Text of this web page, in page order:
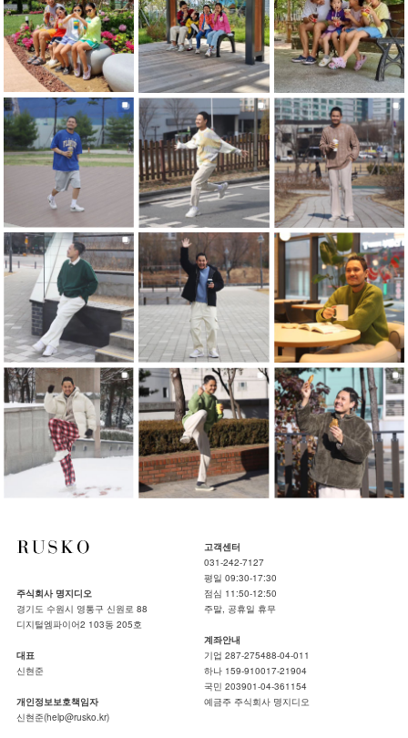
주식회사 명지디오
경기도 수원시 영통구 신원로 88
디지털엠파이어2 103동 205호
대표
신현준
개인정보보호책임자
신현준(help@rusko.kr)
고객센터
031-242-7127
평일 09:30-17:30
점심 11:50-12:50
주말, 공휴일 휴무
계좌안내
기업 287-275488-04-011
하나 159-910017-21904
국민 203901-04-361154
예금주 주식회사 명지디오